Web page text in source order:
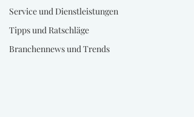
Service und Dienstleistungen
Tipps und Ratschläge
Branchennews und Trends